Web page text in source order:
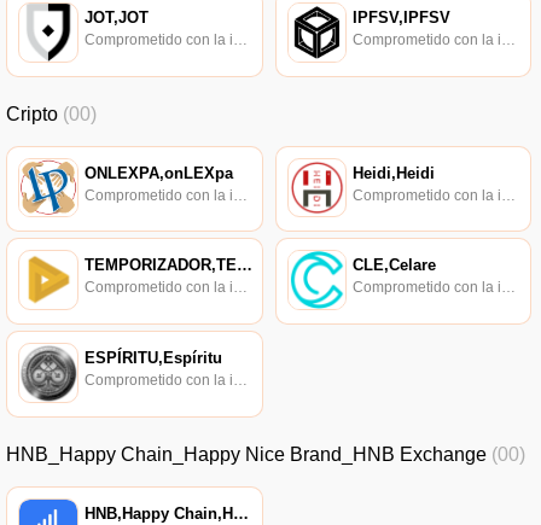
JOT,JOT
Comprometido con la investigación de políticas en los campos de las nuevas finanzas, las finanzas internacionales y los mercados financieros.
IPFSV,IPFSV
Comprometido con la investigación de políticas en los campos de las nuevas finanzas, las finanzas internacionales y los mercados financieros.
Cripto (00)
ONLEXPA,onLEXpa Heidi,Heidi
TEMPORIZADOR,TEMPORIZADOR
Comprometido con la investigación de políticas en los campos de las nuevas finanzas, las finanzas internacionales y los mercados financieros.
CLE,Celare
Comprometido con la investigación de políticas en los campos de las nuevas finanzas, las finanzas internacionales y los mercados financieros.
ESPÍRITU,Espíritu
Comprometido con la investigación de políticas en los campos de las nuevas finanzas, las finanzas internacionales y los mercados financieros.
HNB_Happy Chain_Happy Nice Brand_HNB Exchange (00)
HNB,Happy Chain,Happy Nice Brand